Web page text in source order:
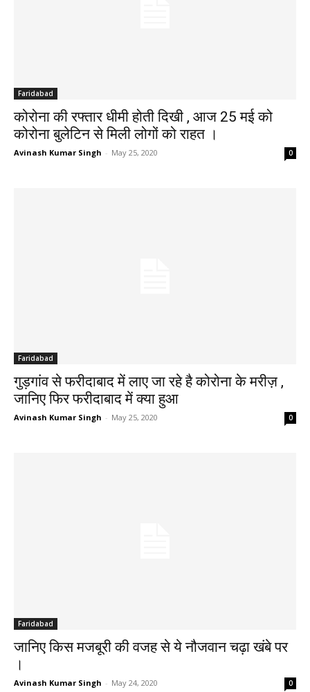
Faridabad
कोरोना की रफ्तार धीमी होती दिखी , आज 25 मई को
कोरोना बुलेटिन से मिली लोगों को राहत ।
Avinash Kumar Singh - May 25, 2020 0
Faridabad
गुड़गांव से फरीदाबाद में लाए जा रहे है कोरोना के मरीज़ ,
जानिए फिर फरीदाबाद में क्या हुआ
Avinash Kumar Singh - May 25, 2020 0
Faridabad
जानिए किस मजबूरी की वजह से ये नौजवान चढ़ा खंबे पर
।
Avinash Kumar Singh - May 24, 2020 0